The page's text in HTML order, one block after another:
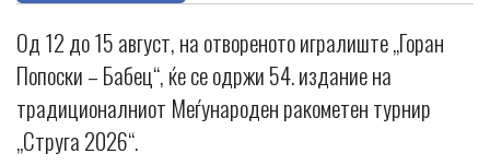
Од 12 до 15 август, на отвореното игралиште „Горан
Попоски – Бабец“, ќе се одржи 54. издание на
традиционалниот Меѓународен ракометен турнир
„Струга 2026“.